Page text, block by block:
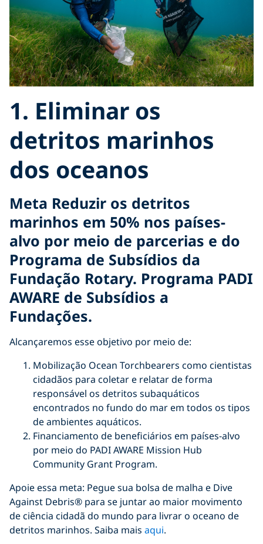
1. Eliminar os
detritos marinhos
dos oceanos
Meta Reduzir os detritos
marinhos em 50% nos países-
alvo por meio de parcerias e do
Programa de Subsídios da
Fundação Rotary. Programa PADI
AWARE de Subsídios a
Fundações.
Alcançaremos esse objetivo por meio de:
Mobilização Ocean Torchbearers como cientistas
cidadãos para coletar e relatar de forma
responsável os detritos subaquáticos
encontrados no fundo do mar em todos os tipos
de ambientes aquáticos.
Financiamento de beneficiários em países-alvo
por meio do PADI AWARE Mission Hub
Community Grant Program.
Apoie essa meta: Pegue sua bolsa de malha e Dive
Against Debris® para se juntar ao maior movimento
de ciência cidadã do mundo para livrar o oceano de
detritos marinhos. Saiba mais aqui.